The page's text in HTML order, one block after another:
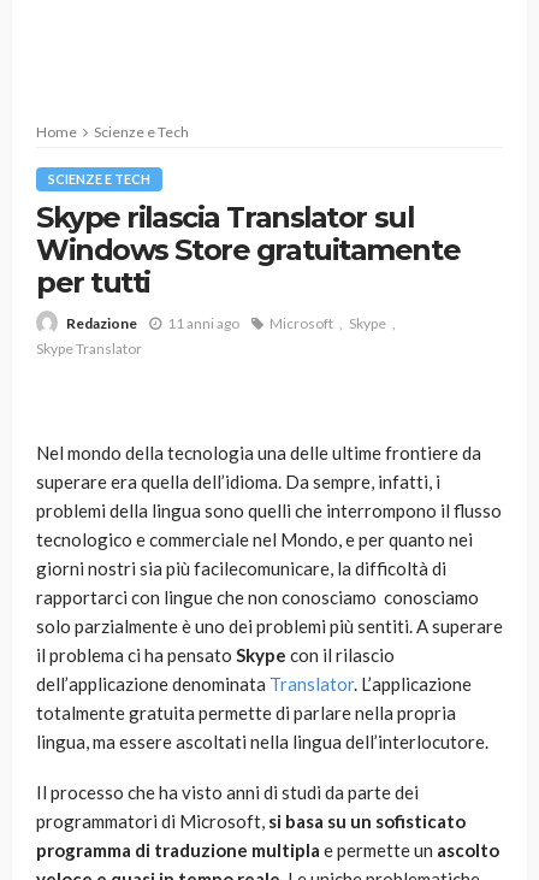
Home Scienze e Tech
SCIENZE E TECH
Skype rilascia Translator sul
Windows Store gratuitamente
per tutti
Redazione 11 anni ago Microsoft
Skype
Skype Translator
Nel mondo della tecnologia una delle ultime frontiere da
superare era quella dell’idioma. Da sempre, infatti, i
problemi della lingua sono quelli che interrompono il flusso
tecnologico e commerciale nel Mondo, e per quanto nei
giorni nostri sia più facilecomunicare, la difficoltà di
rapportarci con lingue che non conosciamo conosciamo
solo parzialmente è uno dei problemi più sentiti. A superare
il problema ci ha pensato Skype con il rilascio
dell’applicazione denominata Translator. L’applicazione
totalmente gratuita permette di parlare nella propria
lingua, ma essere ascoltati nella lingua dell’interlocutore.
Il processo che ha visto anni di studi da parte dei
programmatori di Microsoft, si basa su un sofisticato
programma di traduzione multipla e permette un ascolto